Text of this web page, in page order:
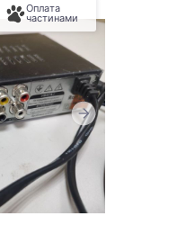
Оплата
частинами